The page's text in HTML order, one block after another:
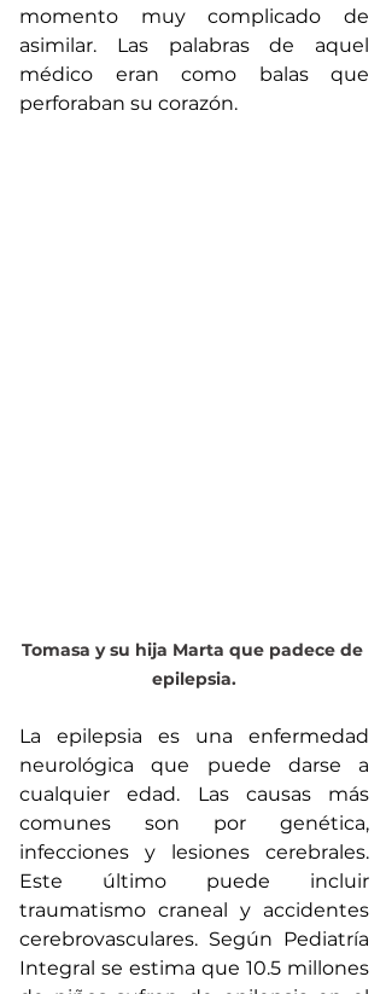
momento muy complicado de
asimilar. Las palabras de aquel
médico eran como balas que
perforaban su corazón.
Tomasa y su hija Marta que padece de
epilepsia.
La epilepsia es una enfermedad
neurológica que puede darse a
cualquier edad. Las causas más
comunes son por genética,
infecciones y lesiones cerebrales.
Este último puede incluir
traumatismo craneal y accidentes
cerebrovasculares. Según Pediatría
Integral se estima que 10.5 millones